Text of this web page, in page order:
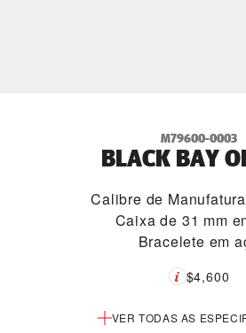
M79600-0003
BLACK BAY
Calibre de
Caixa de 31 mm
Bracelete em
VER TODAS AS
$4,600